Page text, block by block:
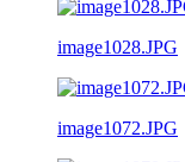
image1028.JPG
image1072.JPG